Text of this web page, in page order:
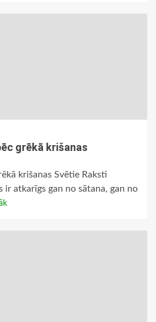
grēkā krišanas
krišanas Svētie Raksti
ir atkarīgs gan no sātana, gan no